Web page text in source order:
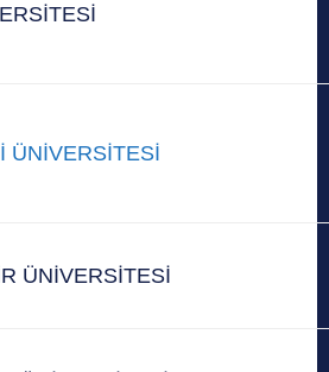
ÜNİVERSİTESİ
ÜNİVERSİTESİ